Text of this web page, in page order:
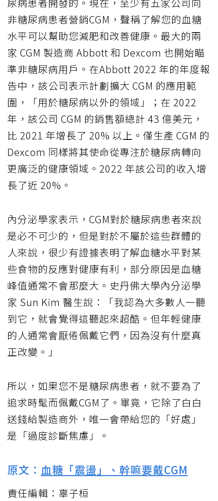
非糖尿病患者營銷CGM，聲稱了解您的血糖
水平可以幫助您減肥和改善健康。最大的兩
家 CGM 製造商 Abbott 和 Dexcom 也開始瞄
準非糖尿病用戶。在Abbott 2022 年的年度報
告中，該公司表示計劃擴大 CGM 的應用範
圍，「用於糖尿病以外的領域」；在 2022
年，該公司 CGM 的銷售額總計 43 億美元，
比 2021 年增長了 20% 以上。僅生產 CGM 的
Dexcom 同樣將其使命從專注於糖尿病轉向
更廣泛的健康領域。2022 年該公司的收入增
長了近 20%。
內分泌學家表示，CGM對於糖尿病患者來說
是必不可少的，但是對於不屬於這些群體的
人來說，很少有證據表明了解血糖水平對某
些食物的反應對健康有利，部分原因是血糖
峰值通常不會那麼大。史丹佛大學內分泌學
家 Sun Kim 醫生說：「我認為大多數人一聽
到它，就會覺得這聽起來超酷。但年輕健康
的人通常會厭倦佩戴它們，因為沒有什麼真
正改變。」
所以，如果您不是糖尿病患者，就不要為了
追求時髦而佩戴CGM了。畢竟，它除了白白
送錢給製造商外，唯一會帶給您的「好處」
是「過度診斷焦慮」。
原文： 血糖「震盪」、幹嘛要戴CGM
責任編輯：辜子桓